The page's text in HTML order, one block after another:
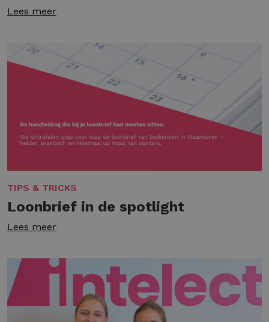
Lees meer
TIPS & TRICKS
Loonbrief in de spotlight
Lees meer